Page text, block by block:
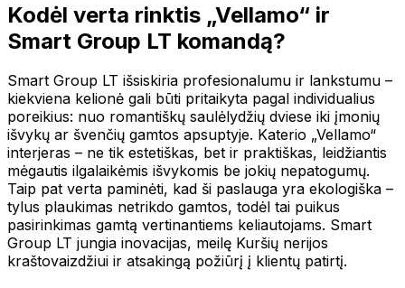
Kodėl verta rinktis „Vellamo“ ir
Smart Group LT komandą?
Smart Group LT išsiskiria profesionalumu ir lankstumu –
kiekviena kelionė gali būti pritaikyta pagal individualius
poreikius: nuo romantiškų saulėlydžių dviese iki įmonių
išvykų ar švenčių gamtos apsuptyje. Katerio „Vellamo“
interjeras – ne tik estetiškas, bet ir praktiškas, leidžiantis
mėgautis ilgalaikėmis išvykomis be jokių nepatogumų.
Taip pat verta paminėti, kad ši paslauga yra ekologiška –
tylus plaukimas netrikdo gamtos, todėl tai puikus
pasirinkimas gamtą vertinantiems keliautojams. Smart
Group LT jungia inovacijas, meilę Kuršių nerijos
kraštovaizdžiui ir atsakingą požiūrį į klientų patirtį.